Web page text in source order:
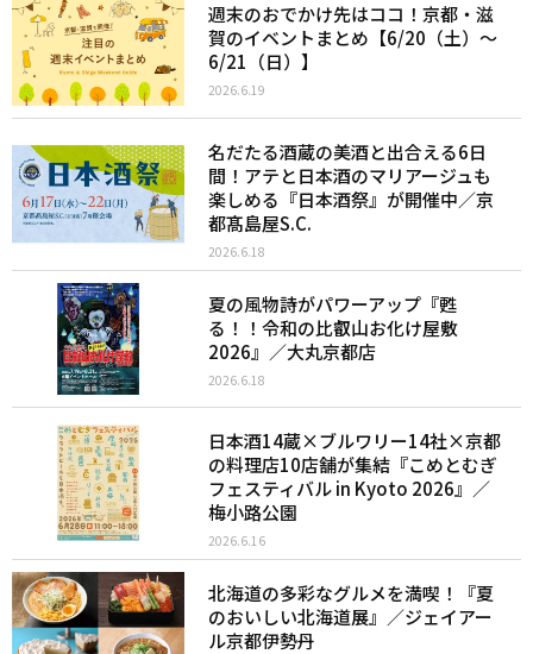
週末のおでかけ先はココ！京都・滋
賀のイベントまとめ【6/20（土）〜
6/21（日）】
2026.6.19
名だたる酒蔵の美酒と出合える6日
間！アテと日本酒のマリアージュも
楽しめる『日本酒祭』が開催中／京
都髙島屋S.C.
2026.6.18
夏の風物詩がパワーアップ『甦
る！！令和の比叡山お化け屋敷
2026』／大丸京都店
2026.6.18
日本酒14蔵×ブルワリー14社×京都
の料理店10店舗が集結『こめとむぎ
フェスティバル in Kyoto 2026』／
梅小路公園
2026.6.16
北海道の多彩なグルメを満喫！『夏
のおいしい北海道展』／ジェイアー
ル京都伊勢丹